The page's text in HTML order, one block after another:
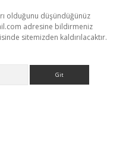
olduğunu düşündüğünüz
adresine bildirmeniz
sitemizden kaldırılacaktır.